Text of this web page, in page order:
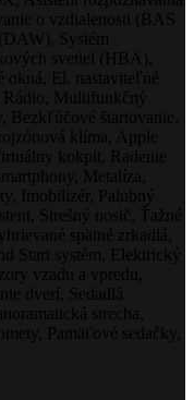
o vzdialenosti (BAS
Systém
svetiel (HBA),
okná, El. nastaviteľné
Multifunkčný
Bezkľúčové štartovanie,
klíma, Apple
kokpit, Radenie
Metalíza,
Imobilizér, Palubný
Strešný nosič, Ťažné
spätné zrkadlá,
Start systém, Elektrický
vzadu a vpredu,
dverí, Sedadlá
strecha,
Pamäťové sedačky,